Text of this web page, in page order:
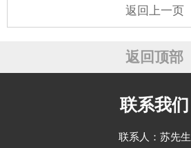
返回上一页
返回顶部
联系我们
联系人：苏先生